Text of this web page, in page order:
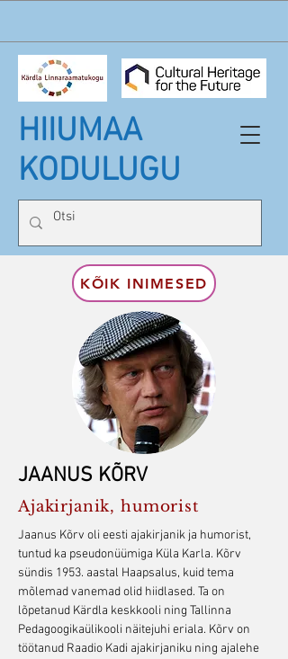
HIIUMAA
KODULUGU
KÕIK INIMESED
JAANUS KÕRV
Ajakirjanik, humorist
Jaanus Kõrv oli eesti ajakirjanik ja humorist,
tuntud ka pseudonüümiga Küla Karla. Kõrv
sündis 1953. aastal Haapsalus, kuid tema
mõlemad vanemad olid hiidlased. Ta on
lõpetanud Kärdla keskkooli ning Tallinna
Pedagoogikaülikooli näitejuhi eriala. Kõrv on
töötanud Raadio Kadi ajakirjaniku ning ajalehe